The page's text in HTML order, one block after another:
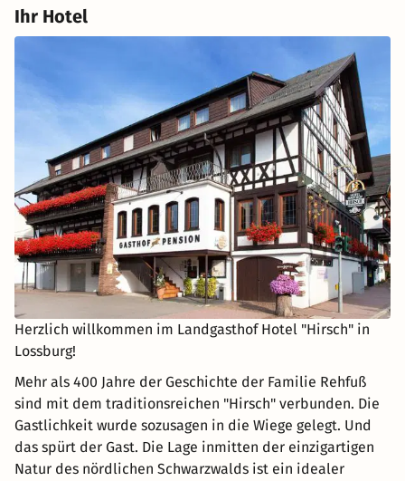
Ihr Hotel
Herzlich willkommen im Landgasthof Hotel "Hirsch" in
Lossburg!
Mehr als 400 Jahre der Geschichte der Familie Rehfuß
sind mit dem traditionsreichen "Hirsch" verbunden. Die
Gastlichkeit wurde sozusagen in die Wiege gelegt. Und
das spürt der Gast. Die Lage inmitten der einzigartigen
Natur des nördlichen Schwarzwalds ist ein idealer